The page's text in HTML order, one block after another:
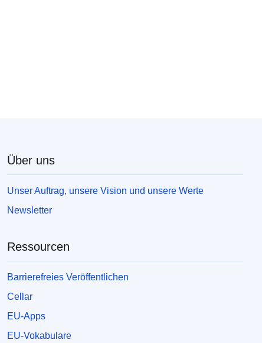
Über uns
Unser Auftrag, unsere Vision und unsere Werte
Newsletter
Ressourcen
Barrierefreies Veröffentlichen
Cellar
EU-Apps
EU-Vokabulare